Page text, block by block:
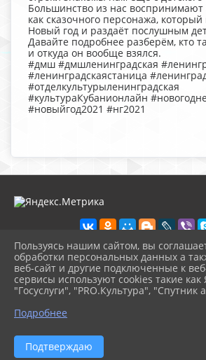
Большинство из нас воспринимают
как сказочного персонажа, который
Новый год и раздаёт послушным
Давайте подробнее разберём, кто
и откуда он вообще взялся.
#дмш #дмшленинградская
#ленинградскаястаница
#отделкультурыленинградская
#культураКубанионлайн
#новыйгод2021 #нг2021
2026 г. lenmuz.ru
Вход
Карта сайта
Политика обработки персональных
Сделано на KubCMS
Разработка и поддержка
Пользуясь нашим сайтом, вы
обработки персональных данных а
веб-сайт и другие подключенные к
сервисы используют cookies такие
"Госуслуги", "PRO.Культура", "Спутник
Подробнее
Подтверждаю